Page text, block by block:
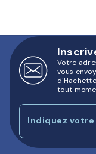
Votre
vous
tout
Indiquez votre